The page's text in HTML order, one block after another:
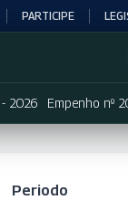
PARTICIPE
2026 Empenho nº
Periodo